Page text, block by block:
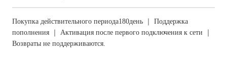
Покупка действительного периода180день ｜ Поддержка
пополнения ｜ Активация после первого подключения к сети ｜
Возвраты не поддерживаются.